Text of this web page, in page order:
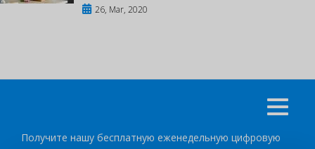
26, Mar, 2020
Получите нашу бесплатную еженедельную цифровую